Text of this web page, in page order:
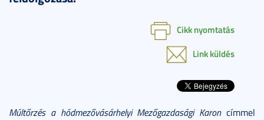
Cikk nyomtatás
Link küldés
Múltőrzés a hódmezővásárhelyi Mezőgazdasági Karoncímmel